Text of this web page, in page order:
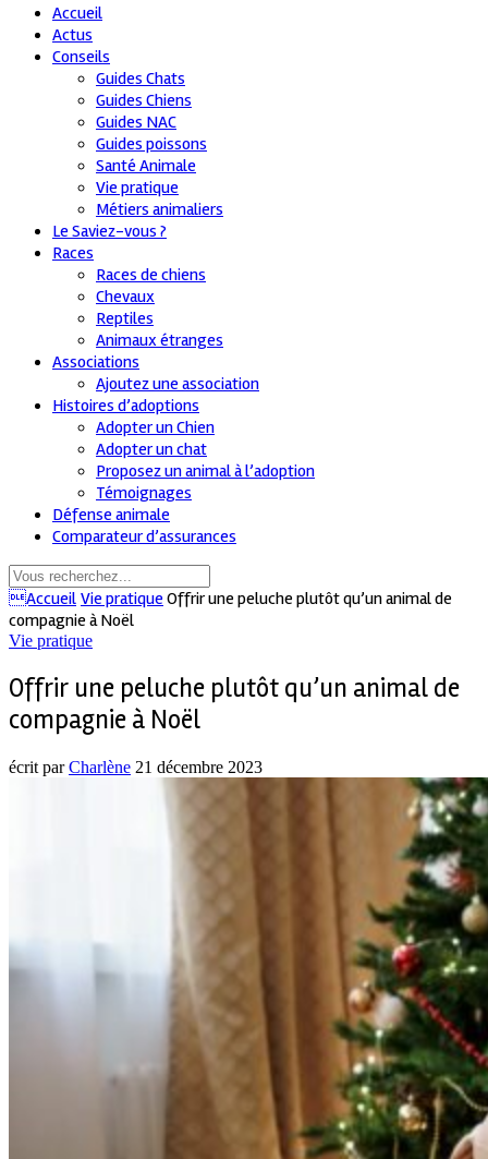
Accueil
Actus
Conseils
Guides Chats
Guides Chiens
Guides NAC
Guides poissons
Santé Animale
Vie pratique
Métiers animaliers
Le Saviez-vous ?
Races
Races de chiens
Chevaux
Reptiles
Animaux étranges
Associations
Ajoutez une association
Histoires d’adoptions
Adopter un Chien
Adopter un chat
Proposez un animal à l’adoption
Témoignages
Défense animale
Comparateur d’assurances
Accueil Vie pratique Offrir une peluche plutôt qu’un animal de
compagnie à Noël
Vie pratique
Offrir une peluche plutôt qu’un animal de
compagnie à Noël
écrit parCharlène 21 décembre 2023